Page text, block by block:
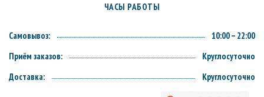
ЧАСЫ РАБОТЫ
Самовывоз:
10:00 – 22:00
Приём заказов:
Круглосуточно
Доставка:
Круглосуточно